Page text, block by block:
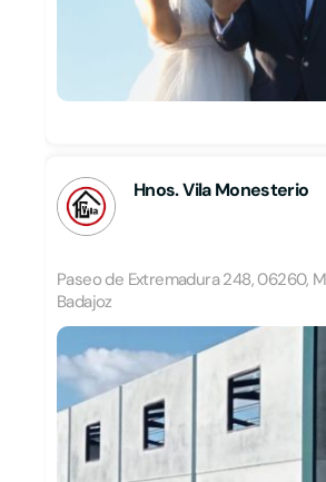
Hnos. Vila Monesterio
Paseo de Extremadura 248, 06260,
Badajoz